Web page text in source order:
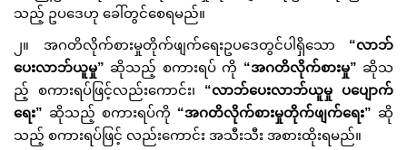
သည့် ဥပဒေဟု ခေါ်တွင်စေရမည်။
၂။ အဂတိလိုက်စားမှုတိုက်ဖျက်ရေးဥပဒေတွင်ပါရှိသော “လာဘ်
ပေးလာဘ်ယူမှု” ဆိုသည့် စကားရပ် ကို “အဂတိလိုက်စားမှု” ဆိုသ
ည့် စကားရပ်ဖြင့်လည်းကောင်း၊ “လာဘ်ပေးလာဘ်ယူမှု ပပျောက်
ရေး” ဆိုသည့် စကားရပ်ကို “အဂတိလိုက်စားမှုတိုက်ဖျက်ရေး” ဆို
သည့် စကားရပ်ဖြင့် လည်းကောင်း အသီးသီး အစားထိုးရမည်။